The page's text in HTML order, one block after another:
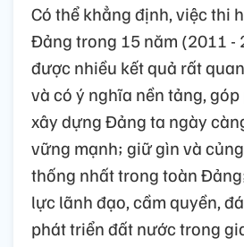
Có thể khẳng định, việc thi
Đảng trong 15 năm (2011 -
được nhiều kết quả rất
và có ý nghĩa nền tảng,
xây dựng Đảng ta ngày
vững mạnh; giữ gìn và
thống nhất trong toàn
lực lãnh đạo, cầm quyền,
phát triển đất nước trong